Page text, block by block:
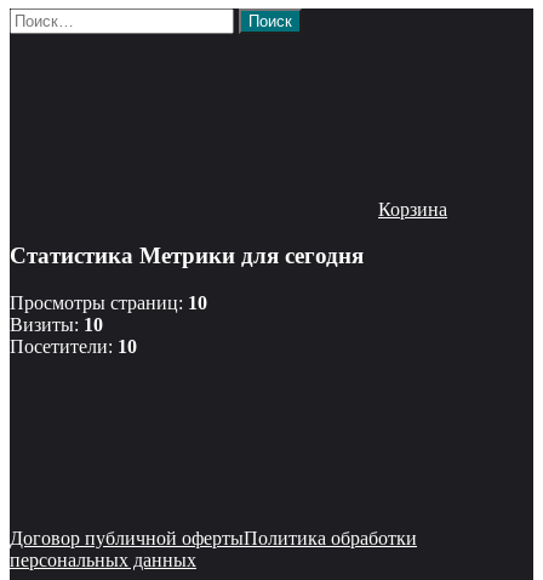
Найти:
Корзина
Статистика Метрики для сегодня
Просмотры страниц: 10
Визиты: 10
Посетители: 10
Договор публичной офертыПолитика обработки
персональных данных